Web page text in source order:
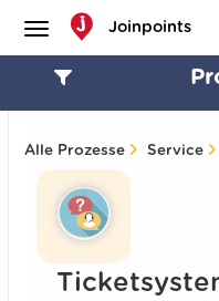
Joinpoints
Alle Prozesse
Management
Alle Prozesse Service